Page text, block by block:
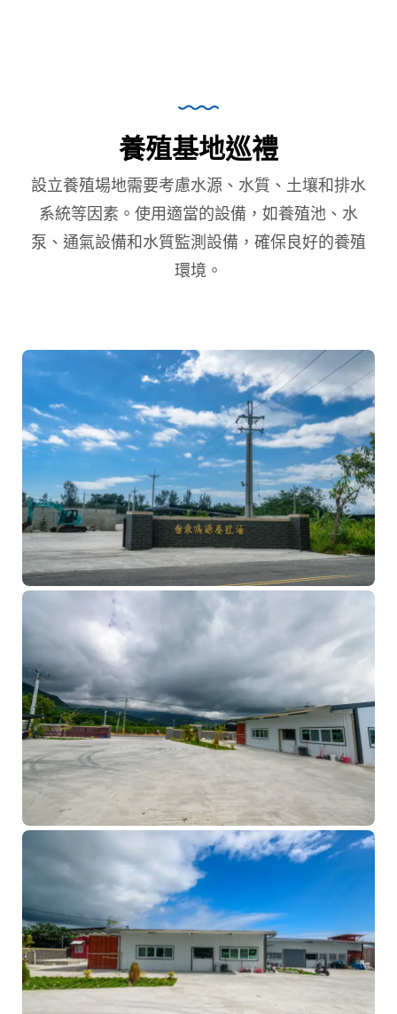
養殖基地巡禮
設立養殖場地需要考慮水源、水質、土壤和排水
系統等因素。使用適當的設備，如養殖池、水
泵、通氣設備和水質監測設備，確保良好的養殖
環境。